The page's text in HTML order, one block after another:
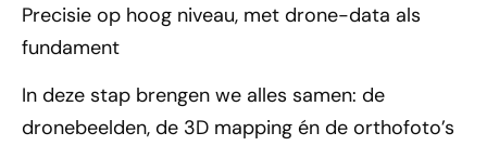
Precisie op hoog niveau, met drone-data als
fundament
In deze stap brengen we alles samen: de
dronebeelden, de 3D mapping én de orthofoto’s